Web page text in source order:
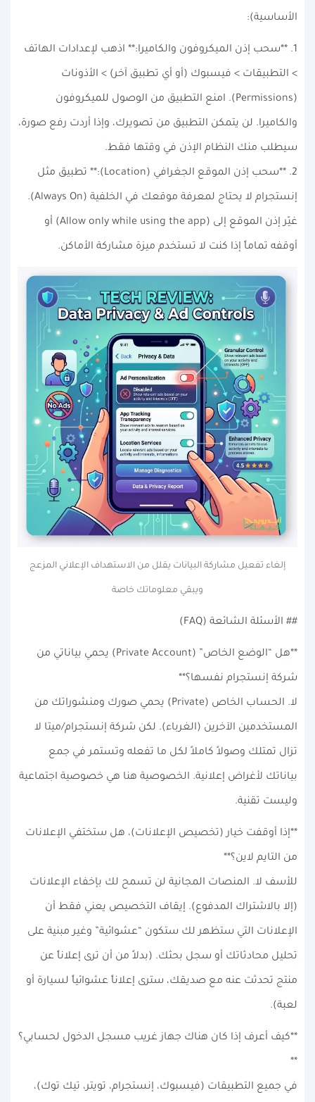
الأساسية):
1. **سحب إذن الميكروفون والكاميرا:** اذهب لإعدادات الهاتف
> التطبيقات > فيسبوك (أو أي تطبيق آخر) > الأذونات
(Permissions). امنع التطبيق من الوصول للميكروفون
والكاميرا. لن يتمكن التطبيق من تصويرك، وإذا أردت رفع صورة،
سيطلب منك النظام الإذن في وقتها فقط.
2. **سحب إذن الموقع الجغرافي (Location):** تطبيق مثل
إنستجرام لا يحتاج لمعرفة موقعك في الخلفية (Always On).
غيّر إذن الموقع إلى (Allow only while using the app) أو
أوقفه تماماً إذا كنت لا تستخدم ميزة مشاركة الأماكن.
إلغاء تفعيل مشاركة البيانات يقلل من الاستهداف الإعلاني المزعج
ويبقي معلوماتك خاصة
## الأسئلة الشائعة (FAQ)
**هل “الوضع الخاص” (Private Account) يحمي بياناتي من
شركة إنستجرام نفسها؟**
لا. الحساب الخاص (Private) يحمي صورك ومنشوراتك من
المستخدمين الآخرين (الغرباء). لكن شركة إنستجرام/ميتا لا
تزال تمتلك وصولاً كاملاً لكل ما تفعله وتستمر في جمع
بياناتك لأغراض إعلانية. الخصوصية هنا هي خصوصية اجتماعية
وليست تقنية.
**إذا أوقفت خيار (تخصيص الإعلانات)، هل ستختفي الإعلانات
من التايم لاين؟**
للأسف لا. المنصات المجانية لن تسمح لك بإخفاء الإعلانات
(إلا بالاشتراك المدفوع). إيقاف التخصيص يعني فقط أن
الإعلانات التي ستظهر لك ستكون “عشوائية” وغير مبنية على
تحليل محادثاتك أو سجل بحثك. (بدلاً من أن ترى إعلاناً عن
منتج تحدثت عنه مع صديقك، سترى إعلاناً عشوائياً لسيارة أو
لعبة).
**كيف أعرف إذا كان هناك جهاز غريب مسجل الدخول لحسابي؟
**
في جميع التطبيقات (فيسبوك، إنستجرام، تويتر، تيك توك)،